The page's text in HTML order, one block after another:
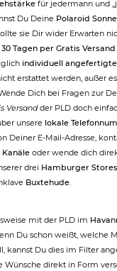
für jedermann und
Du Deine Polaroid
sie Dir wider Erwarten
30 Tagen per Gratis Versand
individuell
erstattet werden, außer
Dich bei Fragen zur
Versandder PLD doch
unsere lokale
Deiner E-Mail-Adresse,
Kanäle oder wende dich
drei Hamburger Stores
Buxtehude.
mit der PLD im
Du schon weißt, welche
kannst Du dies im Filter
Wünsche direkt in Form